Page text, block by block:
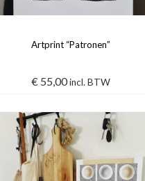
Artprint “Patronen”
€ 55,00incl. BTW